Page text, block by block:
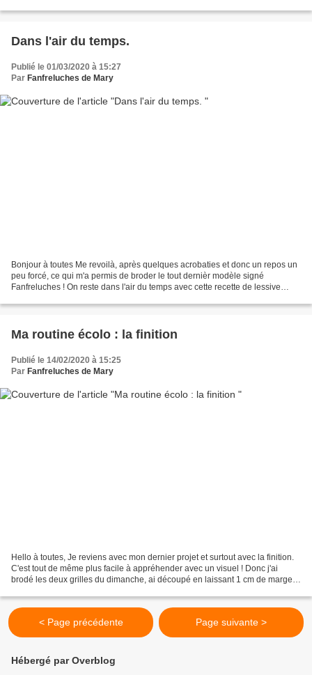
Dans l'air du temps.
Publié le 01/03/2020 à 15:27
Par Fanfreluches de Mary
Bonjour à toutes Me revoilà, après quelques acrobaties et donc un repos un
peu forcé, ce qui m'a permis de broder le tout dernièr modèle signé
Fanfreluches ! On reste dans l'air du temps avec cette recette de lessive
Ma routine écolo : la finition
Publié le 14/02/2020 à 15:25
Par Fanfreluches de Mary
Hello à toutes, Je reviens avec mon dernier projet et surtout avec la finition.
C'est tout de même plus facile à appréhender avec un visuel ! Donc j'ai
brodé les deux grilles du dimanche, ai découpé en laissant 1 cm de marge
< Page précédente Page suivante >
Hébergé par Overblog